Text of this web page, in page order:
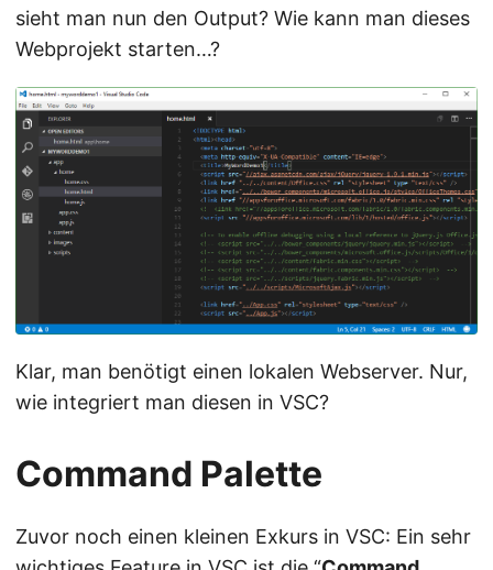
sieht man nun den Output? Wie kann man dieses
Webprojekt starten…?
Klar, man benötigt einen lokalen Webserver. Nur,
wie integriert man diesen in VSC?
Command Palette
Zuvor noch einen kleinen Exkurs in VSC: Ein sehr